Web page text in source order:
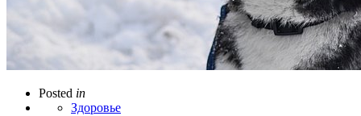
Posted in
Здоровье